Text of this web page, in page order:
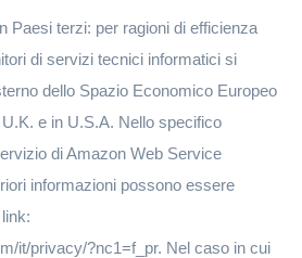
Paesi terzi: per ragioni di efficienza
di servizi tecnici informatici si
dello Spazio Economico Europeo
e in U.S.A. Nello specifico
di Amazon Web Service
informazioni possono essere
it/privacy/?nc1=f_pr. Nel caso in cui